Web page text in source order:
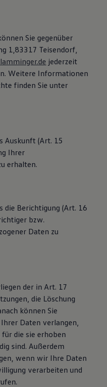
Sie gegenüber
1,83317 Teisendorf,
jederzeit
Weitere Informationen
finden Sie unter
Auskunft (Art. 15
Ihrer
erhalten.
die Berichtigung (Art. 16
bzw.
Daten zu
der in Art. 17
die Löschung
können Sie
Daten verlangen,
die sie erhoben
sind. Außerdem
wenn wir Ihre Daten
verarbeiten und